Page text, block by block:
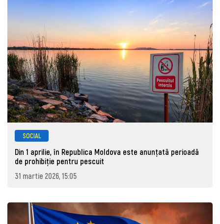
SOCIAL
Din 1 aprilie, în Republica Moldova este anunţată perioadă
de prohibiţie pentru pescuit
31 martie 2026, 15:05